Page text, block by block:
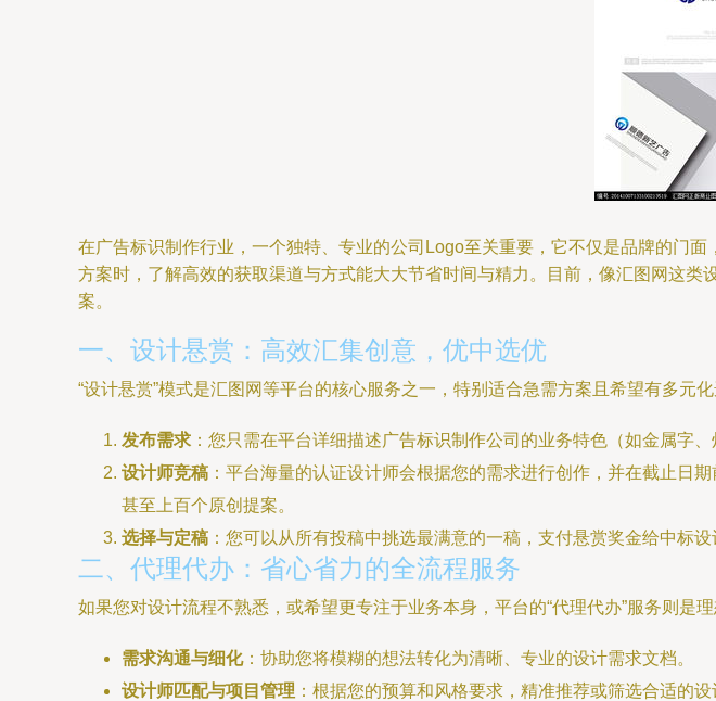
在广告标识制作行业，一个独特、专业的公司Logo至关重要，它不仅是品牌的门
方案时，了解高效的获取渠道与方式能大大节省时间与精力。目前，像汇图网这
案。
一、设计悬赏：高效汇集创意，优中选优
“设计悬赏”模式是汇图网等平台的核心服务之一，特别适合急需方案且希望有多元
发布需求 ：您只需在平台详细描述广告标识制作公司的业务特色（如金属字
设计师竞稿 ：平台海量的认证设计师会根据您的需求进行创作，并在截止日
甚至上百个原创提案。
选择与定稿 ：您可以从所有投稿中挑选最满意的一稿，支付悬赏奖金给中标
二、代理代办：省心省力的全流程服务
如果您对设计流程不熟悉，或希望更专注于业务本身，平台的“代理代办”服务则是
需求沟通与细化：协助您将模糊的想法转化为清晰、专业的设计需求文档。
设计师匹配与项目管理 ：根据您的预算和风格要求，精准推荐或筛选合适的